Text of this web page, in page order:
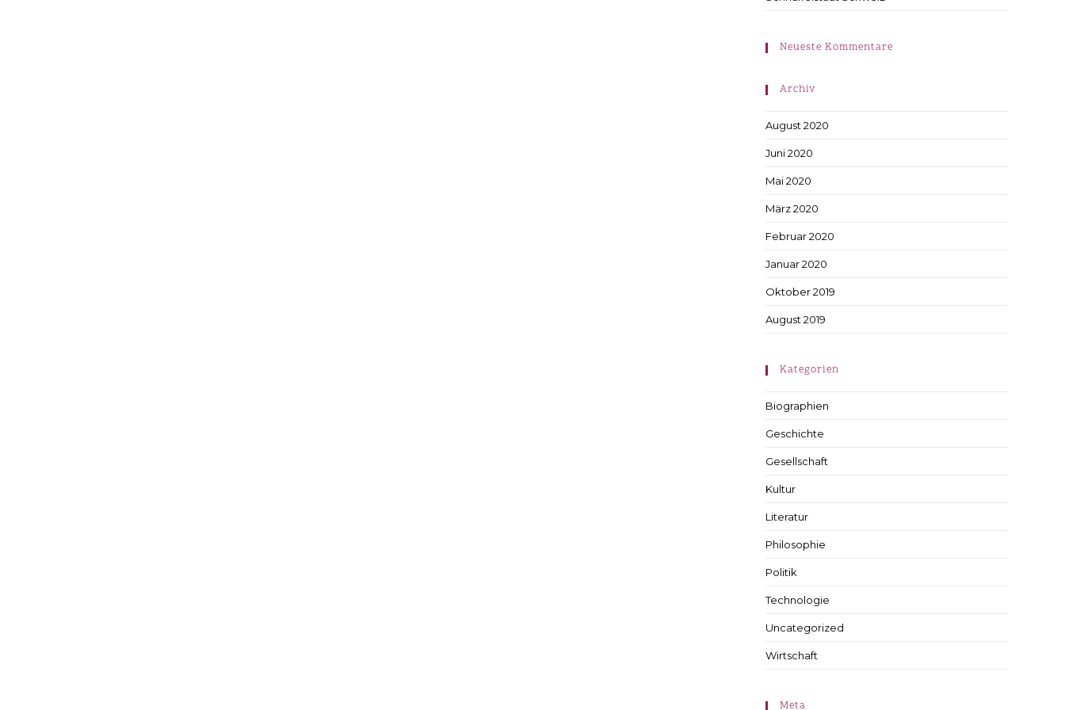
Neueste Kommentare
Archiv
August 2020
Juni 2020
Mai 2020
März 2020
Februar 2020
Januar 2020
Oktober 2019
August 2019
Kategorien
Biographien
Geschichte
Gesellschaft
Kultur
Literatur
Philosophie
Politik
Technologie
Uncategorized
Wirtschaft
Meta